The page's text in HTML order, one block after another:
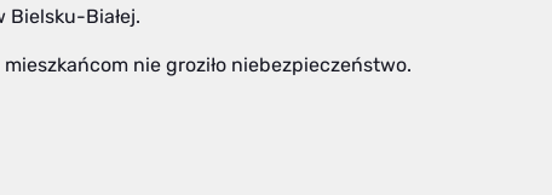
Białej.
nie groziło niebezpieczeństwo.